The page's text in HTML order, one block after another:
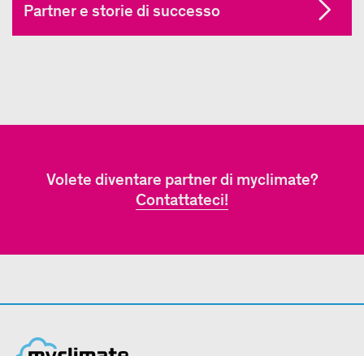
Partner e storie di successo
Volete diventare partner di myclimate?
Contattateci!